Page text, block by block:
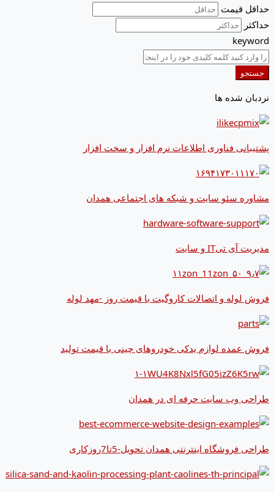
حداقل قیمت
حداکثر
keyword
جستجو
نردبان شده ها
پشتیبانی فناوری اطلاعات نرم افزار و سخت افزار
مشاوره سئو سایت و شبکه های اجتماعی همدان
مدیریت آی تیIT و سایت
فروش لوله و اتصالات کاروگیت با قیمت روز -مهد لوله
فروش عمده لوازم یدکی خودروهای چینی با قیمت تولید
طراحی وب سایت حرفه ای در همدان
طراحی فروشگاه اینترنتی همدان تحویل-5تا7روزکاری